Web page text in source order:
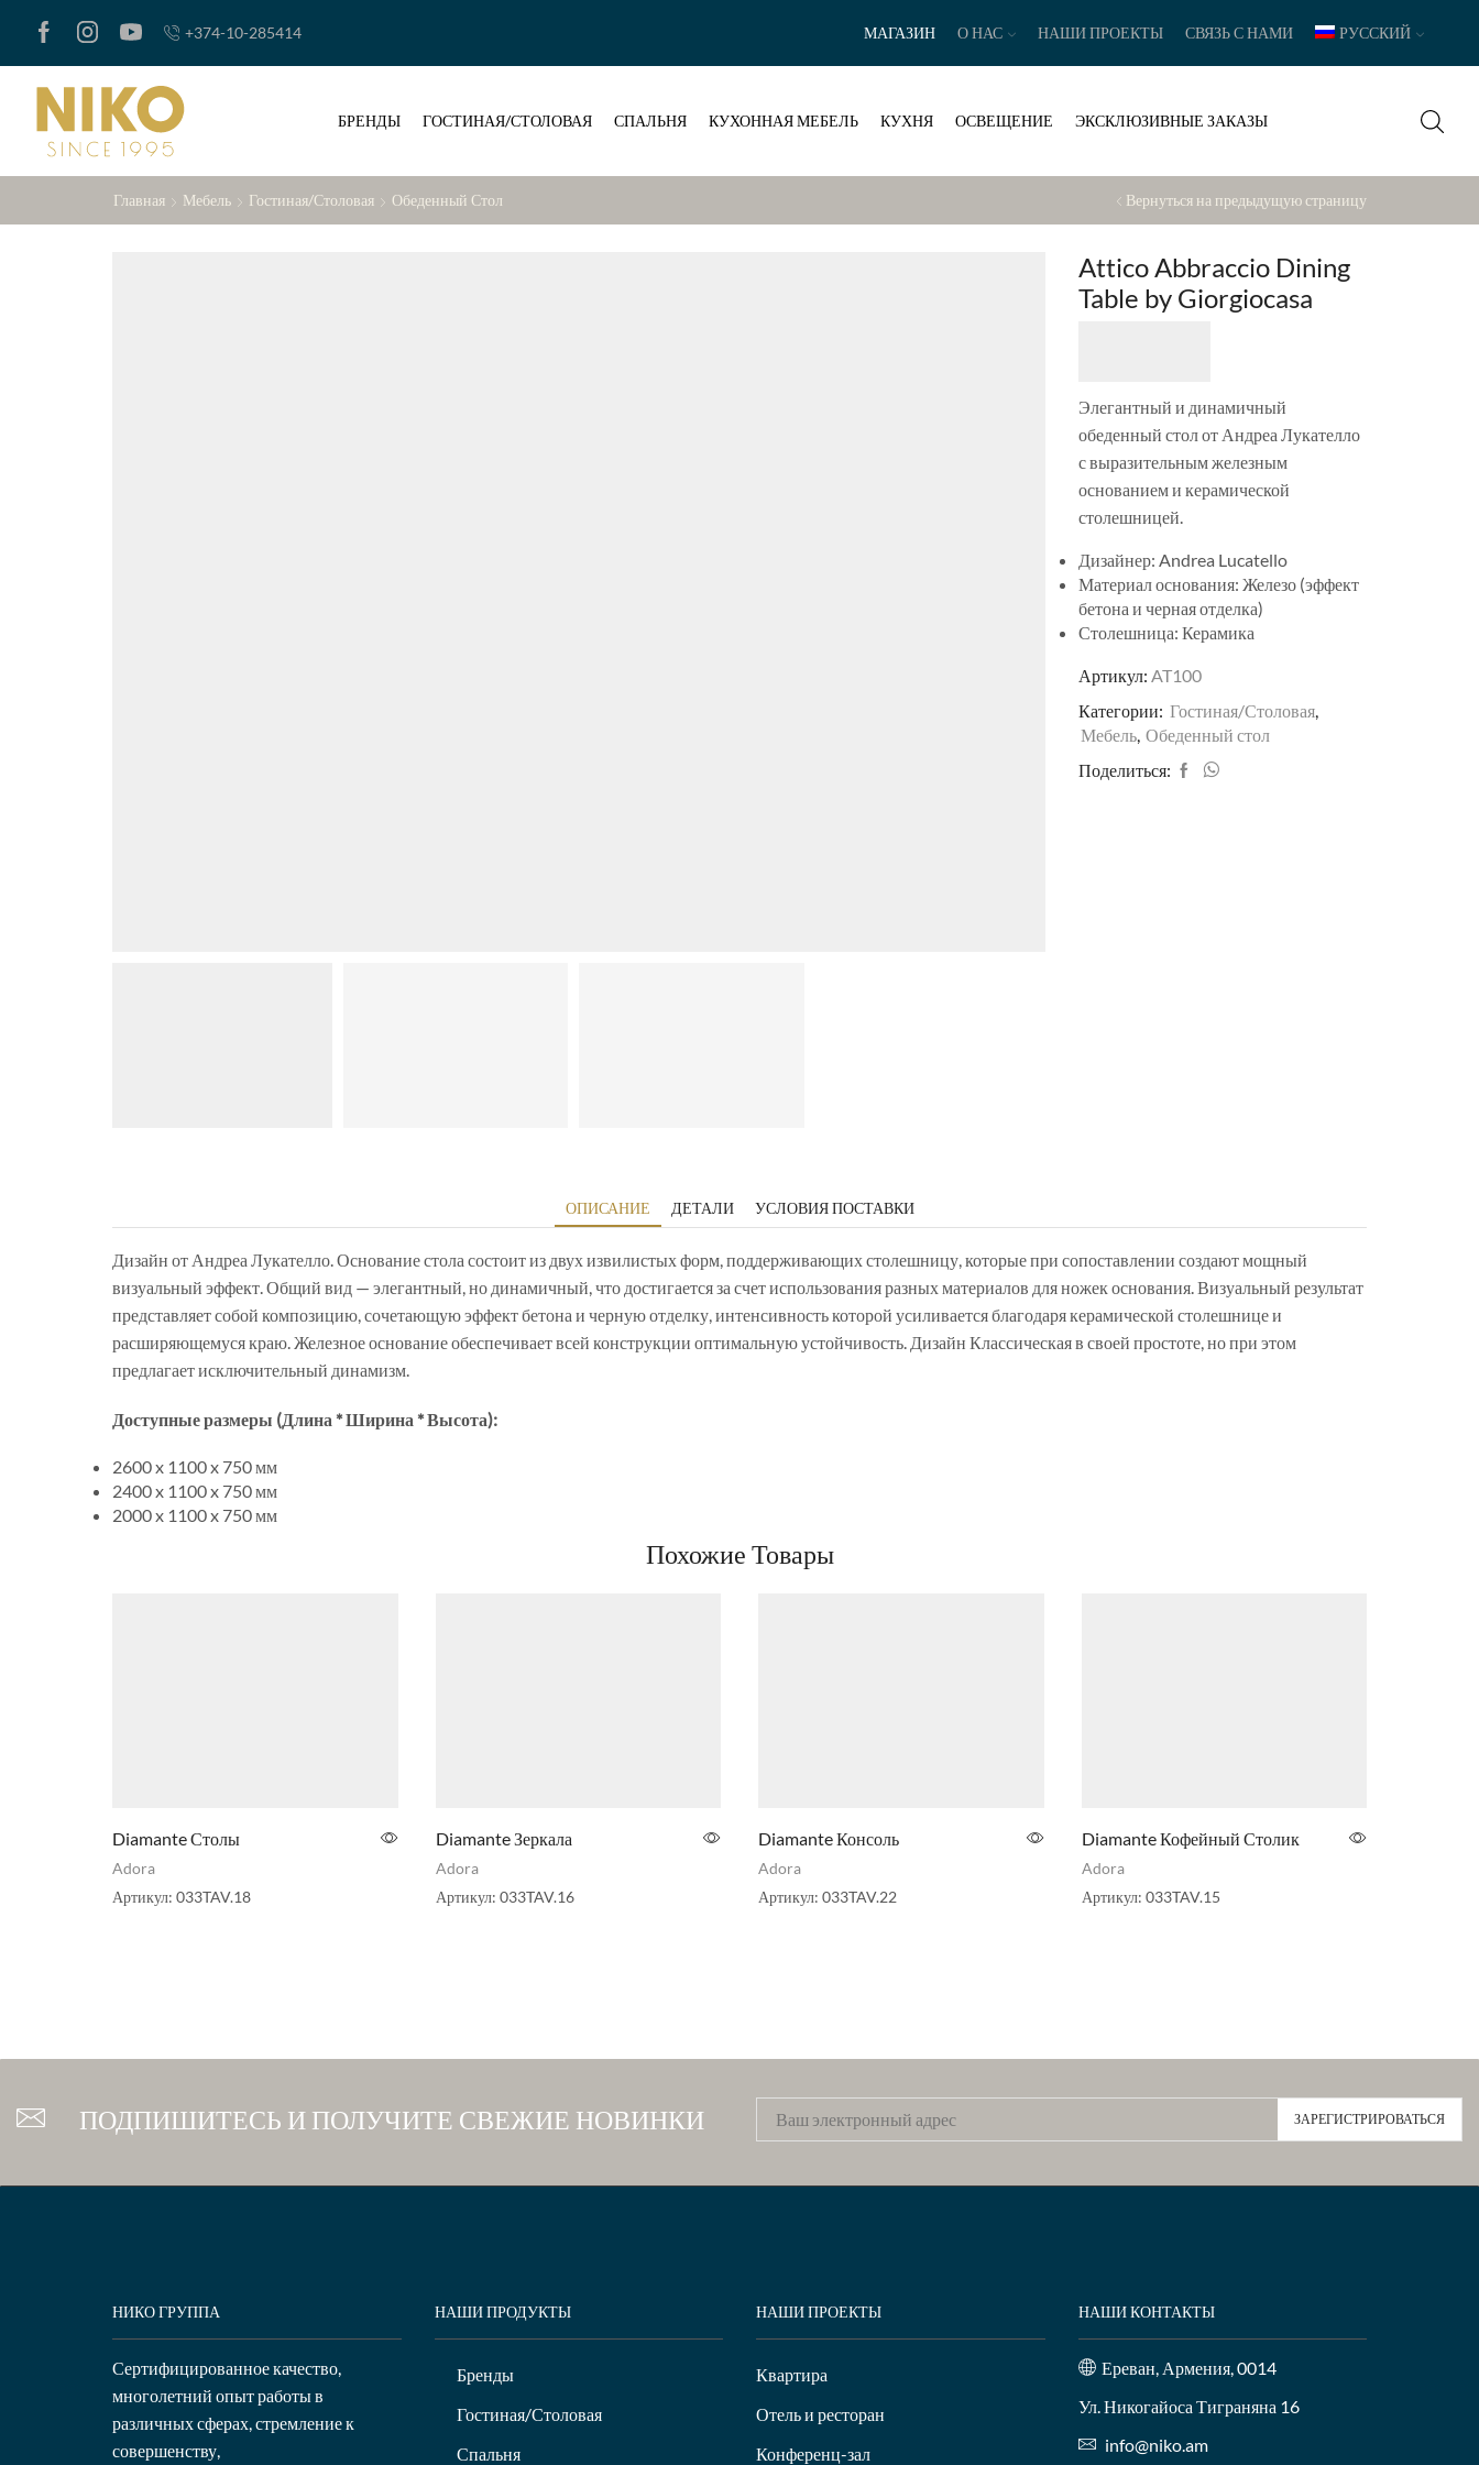
+374-10-285414 МАГАЗИН О НАС НАШИ ПРОЕКТЫ СВЯЗЬ С НАМИ РУССКИЙ
БРЕНДЫ ГОСТИНАЯ/СТОЛОВАЯ СПАЛЬНЯ КУХОННАЯ МЕБЕЛЬ КУХНЯ ОСВЕЩЕНИЕ ЭКСКЛЮЗИВНЫЕ ЗАКАЗЫ
Главная Мебель Гостиная/Столовая Обеденный Стол Вернуться на предыдущую страницу
Attico Abbraccio Dining
Table by Giorgiocasa
Элегантный и динамичный
обеденный стол от Андреа Лукателло
с выразительным железным
основанием и керамической
столешницей.
Дизайнер: Andrea Lucatello
Материал основания: Железо (эффект
бетона и черная отделка)
Столешница: Керамика
Артикул: AT100
Категории: Гостиная/Столовая,
Мебель, Обеденный стол
Поделиться:
ОПИСАНИЕ ДЕТАЛИ УСЛОВИЯ ПОСТАВКИ
Дизайн от Андреа Лукателло. Основание стола состоит из двух извилистых форм, поддерживающих столешницу, которые при сопоставлении создают мощный
визуальный эффект. Общий вид — элегантный, но динамичный, что достигается за счет использования разных материалов для ножек основания. Визуальный результат
представляет собой композицию, сочетающую эффект бетона и черную отделку, интенсивность которой усиливается благодаря керамической столешнице и
расширяющемуся краю. Железное основание обеспечивает всей конструкции оптимальную устойчивость. Дизайн Классическая в своей простоте, но при этом
предлагает исключительный динамизм.
Доступные размеры (Длина * Ширина * Высота):
2600 x 1100 x 750 мм
2400 x 1100 x 750 мм
2000 x 1100 x 750 мм
Похожие Товары
Diamante Столы
Adora
Артикул: 033TAV.18
Diamante Зеркала
Adora
Артикул: 033TAV.16
Diamante Консоль
Adora
Артикул: 033TAV.22
Diamante Кофейный Столик
Adora
Артикул: 033TAV.15
ПОДПИШИТЕСЬ И ПОЛУЧИТЕ СВЕЖИЕ НОВИНКИ
НИКО ГРУППА
Сертифицированное качество,
многолетний опыт работы в
различных сферах, стремление к
совершенству,
НАШИ ПРОДУКТЫ
Бренды
Гостиная/Столовая
Спальня
НАШИ ПРОЕКТЫ
Квартира
Отель и ресторан
Конференц-зал
НАШИ КОНТАКТЫ
Ереван, Армения, 0014
Ул. Никогайоса Тиграняна 16
info@niko.am